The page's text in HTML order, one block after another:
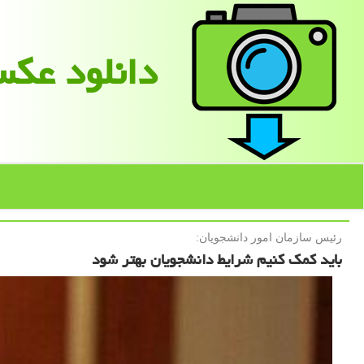
دانلود
رئیس سازمان امور دانشجویان:
باید کمک کنیم شرایط دانشجویان بهتر شود